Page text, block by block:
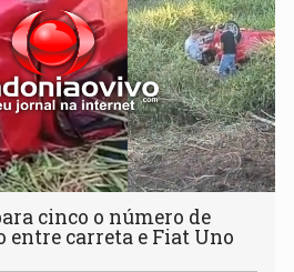
cinco o número de
entre carreta e Fiat Uno